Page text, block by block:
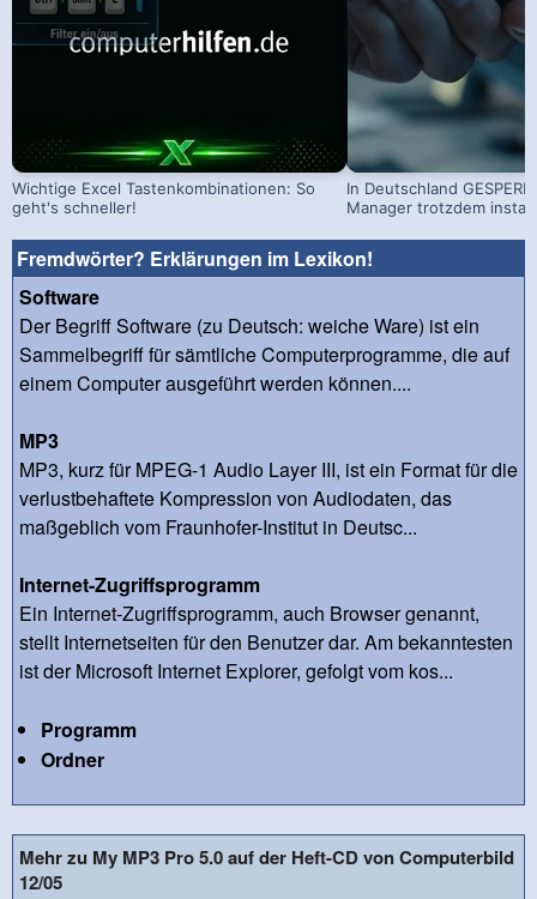
Wichtige Excel Tastenkombinationen: So
geht's schneller!
In Deutschland
Manager trotzdem
Fremdwörter? Erklärungen im Lexikon!
Software
Der Begriff Software (zu Deutsch: weiche Ware) ist ein
Sammelbegriff für sämtliche Computerprogramme, die auf
einem Computer ausgeführt werden können....
MP3
MP3, kurz für MPEG-1 Audio Layer III, ist ein Format für die
verlustbehaftete Kompression von Audiodaten, das
maßgeblich vom Fraunhofer-Institut in Deutsc...
Internet-Zugriffsprogramm
Ein Internet-Zugriffsprogramm, auch Browser genannt,
stellt Internetseiten für den Benutzer dar. Am bekanntesten
ist der Microsoft Internet Explorer, gefolgt vom kos...
Programm
Ordner
Mehr zu My MP3 Pro 5.0 auf der Heft-CD von Computerbild
12/05